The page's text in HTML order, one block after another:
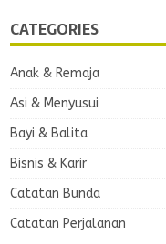
CATEGORIES
Anak & Remaja
Asi & Menyusui
Bayi & Balita
Bisnis & Karir
Catatan Bunda
Catatan Perjalanan